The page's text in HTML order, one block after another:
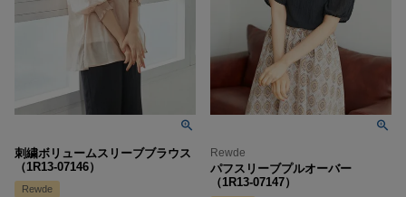
刺繍ボリュームスリーブブラウス
（1R13-07146）
Rewde
Rewde
パフスリーブプルオーバー
（1R13-07147）